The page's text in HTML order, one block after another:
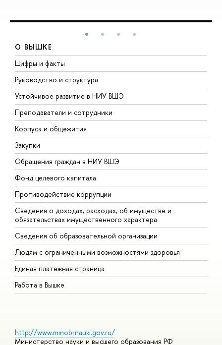
О ВЫШКЕ
Цифры и факты
Руководство и структура
Устойчивое развитие в НИУ ВШЭ
Преподаватели и сотрудники
Корпуса и общежития
Закупки
Обращения граждан в НИУ ВШЭ
Фонд целевого капитала
Противодействие коррупции
Сведения о доходах, расходах, об имуществе и
обязательствах имущественного характера
Сведения об образовательной организации
Людям с ограниченными возможностями здоровья
Единая платежная страница
Работа в Вышке
http://www.minobrnauki.gov.ru/
Министерство науки и высшего образования РФ